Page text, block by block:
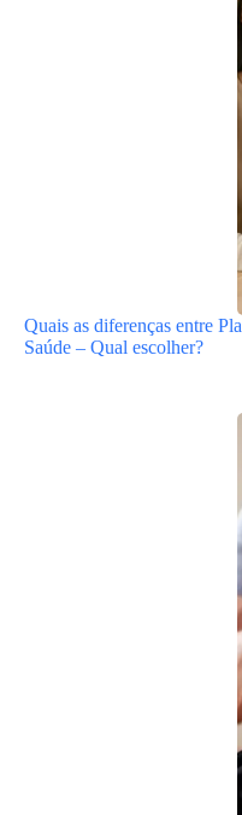
Quais as diferenças entre
Saúde – Qual escolher?